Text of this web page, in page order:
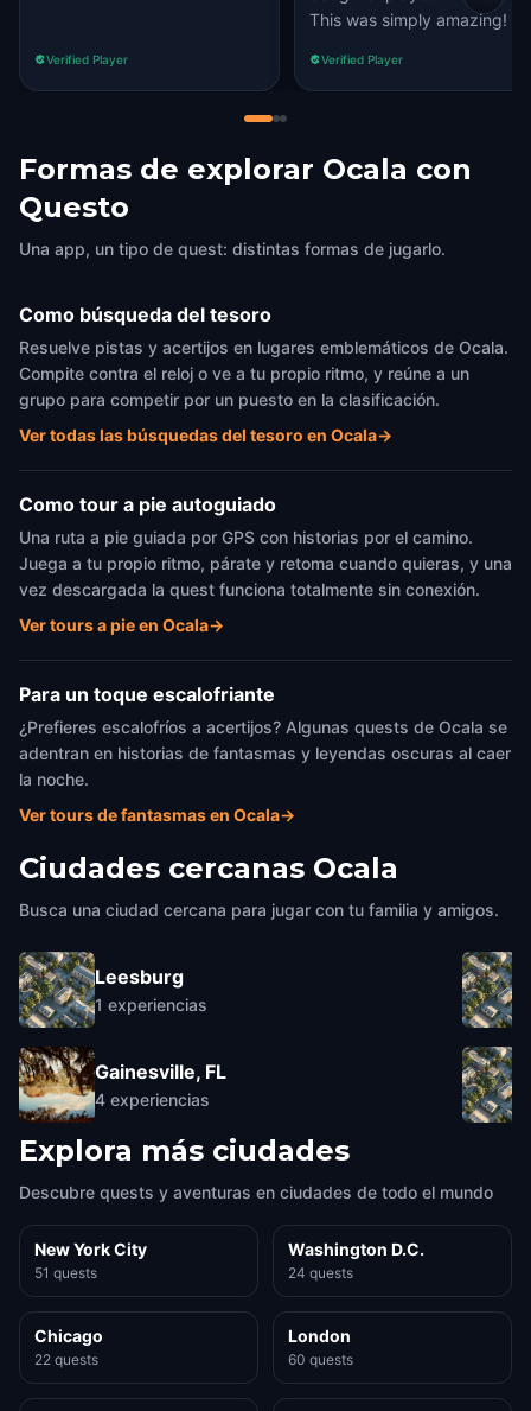
Verified Player
This was simply amazing!
Verified Player
Formas de explorar Ocala con
Questo
Una app, un tipo de quest: distintas formas de jugarlo.
Como búsqueda del tesoro
Resuelve pistas y acertijos en lugares emblemáticos de Ocala.
Compite contra el reloj o ve a tu propio ritmo, y reúne a un
grupo para competir por un puesto en la clasificación.
Ver todas las búsquedas del tesoro en Ocala→
Como tour a pie autoguiado
Una ruta a pie guiada por GPS con historias por el camino.
Juega a tu propio ritmo, párate y retoma cuando quieras, y una
vez descargada la quest funciona totalmente sin conexión.
Ver tours a pie en Ocala→
Para un toque escalofriante
¿Prefieres escalofríos a acertijos? Algunas quests de Ocala se
adentran en historias de fantasmas y leyendas oscuras al caer
la noche.
Ver tours de fantasmas en Ocala→
Ciudades cercanas Ocala
Busca una ciudad cercana para jugar con tu familia y amigos.
Leesburg
1 experiencias
Gainesville, FL
4 experiencias
Explora más ciudades
Descubre quests y aventuras en ciudades de todo el mundo
New York City
51 quests
Washington D.C.
24 quests
Chicago
22 quests
London
60 quests